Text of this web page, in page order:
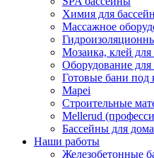
Химия для
Массажное
Мозаика, клей для
Оборудование
Готовые бани под
Mapei
Строительные
Mellerud
Бассейны для
Наши работы
Железобетонные